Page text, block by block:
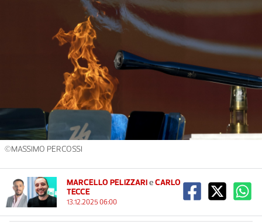
©MASSIMO PERCOSSI
MARCELLO PELIZZARI e CARLO
TECCE
13.12.2025 06:00